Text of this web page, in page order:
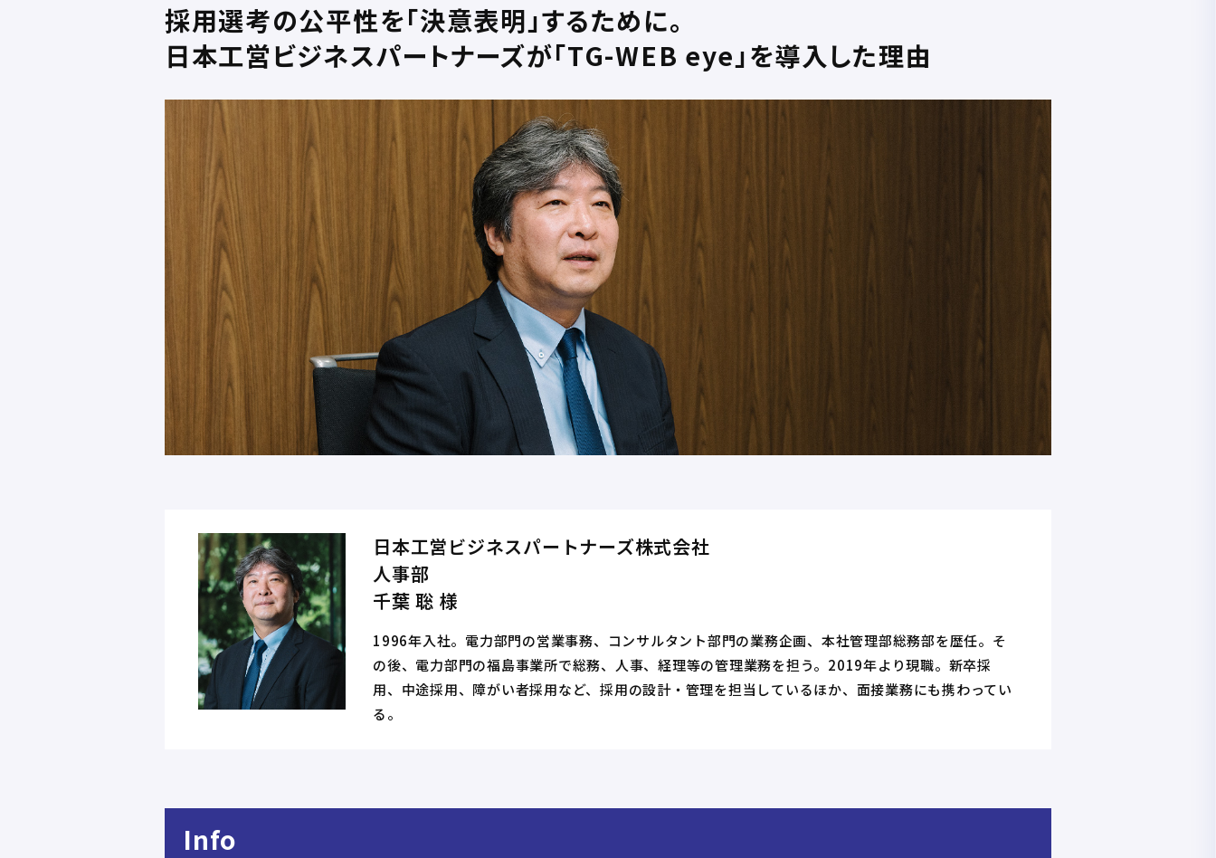
採用選考の公平性を「決意表明」するために。
日本工営ビジネスパートナーズが「TG-WEB eye」を導入した理由
日本工営ビジネスパートナーズ株式会社
人事部
千葉 聡 様
1996年入社。電力部門の営業事務、コンサルタント部門の業務企画、本社管理部総務部を歴任。そ
の後、電力部門の福島事業所で総務、人事、経理等の管理業務を担う。2019年より現職。新卒採
用、中途採用、障がい者採用など、採用の設計・管理を担当しているほか、面接業務にも携わってい
る。
Info